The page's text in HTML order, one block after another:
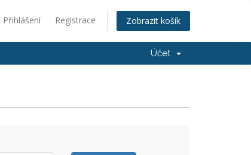
Přihlášení Registrace Zobrazit košík
Účet